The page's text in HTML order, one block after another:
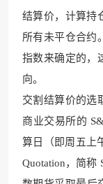
结算价，计算持
所有未平仓合约
指数来确定的，
向。
交割结算价的选
商业交易所的
算日（即周五上
Quotation，简称